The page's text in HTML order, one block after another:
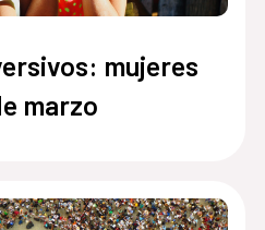
mujeres
marzo